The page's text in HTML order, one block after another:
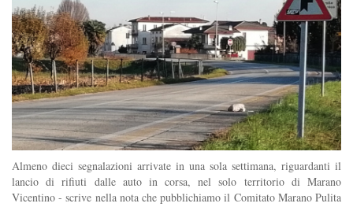
Almeno dieci segnalazioni arrivate in una sola settimana, riguardanti il
lancio di rifiuti dalle auto in corsa, nel solo territorio di Marano
Vicentino - scrive nella nota che pubblichiamo il Comitato Marano Pulita